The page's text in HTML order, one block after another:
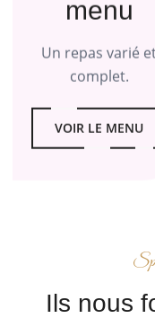
menu
Un repas varié
complet.
VOIR LE MENU
Ils nous